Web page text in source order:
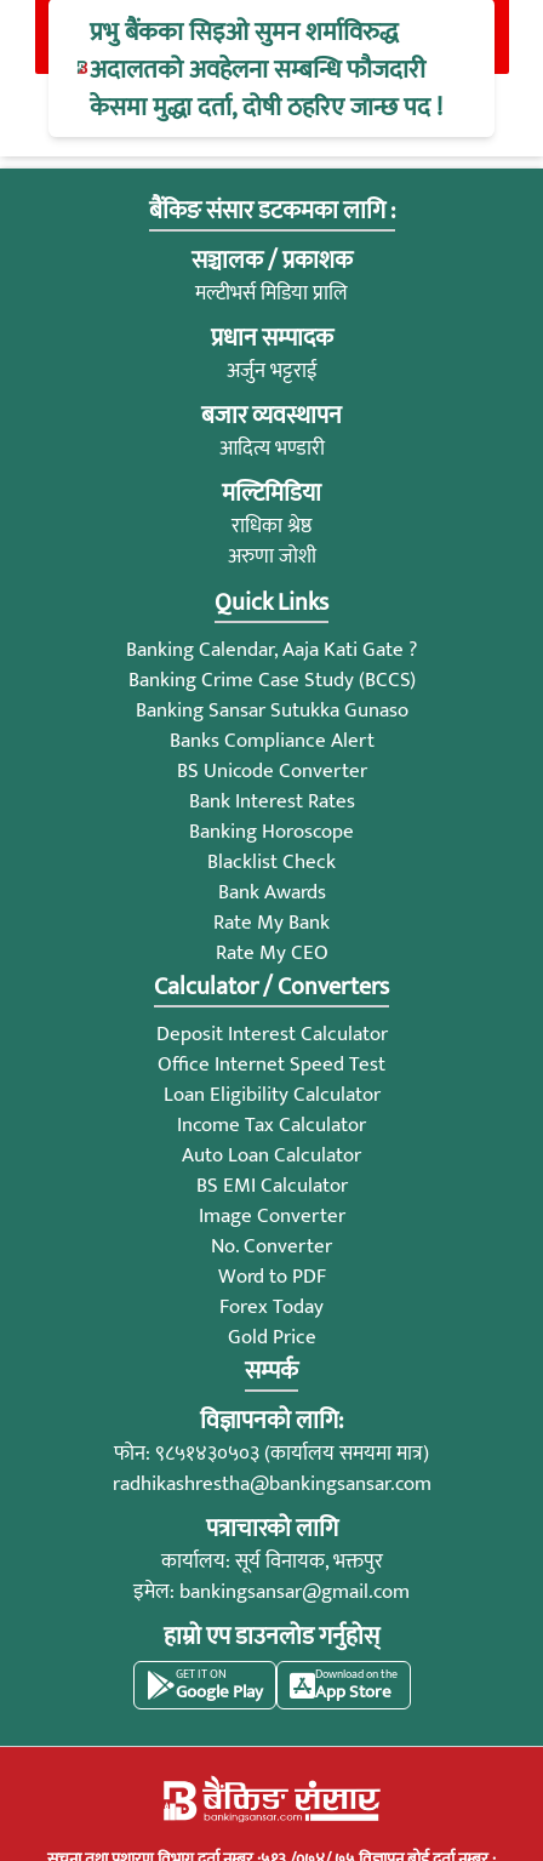
प्रभु बैंकका सिइओ सुमन शर्माविरुद्ध
अदालतको अवहेलना सम्बन्धि फौजदारी
केसमा मुद्धा दर्ता, दोषी ठहरिए जान्छ पद !
बैंकिङ संसार डटकमका लागि :
सञ्चालक / प्रकाशक
मल्टीभर्स मिडिया प्रालि
प्रधान सम्पादक
अर्जुन भट्टराई
बजार व्यवस्थापन
आदित्य भण्डारी
मल्टिमिडिया
राधिका श्रेष्ठ
अरुणा जोशी
Quick Links
Banking Calendar, Aaja Kati Gate ?
Banking Crime Case Study (BCCS)
Banking Sansar Sutukka Gunaso
Banks Compliance Alert
BS Unicode Converter
Bank Interest Rates
Banking Horoscope
Blacklist Check
Bank Awards
Rate My Bank
Rate My CEO
Calculator / Converters
Deposit Interest Calculator
Office Internet Speed Test
Loan Eligibility Calculator
Income Tax Calculator
Auto Loan Calculator
BS EMI Calculator
Image Converter
No. Converter
Word to PDF
Forex Today
Gold Price
सम्पर्क
विज्ञापनको लागि:
फोन: ९८५१४३०५०३ (कार्यालय समयमा मात्र)
radhikashrestha@bankingsansar.com
पत्राचारको लागि
कार्यालय: सूर्य विनायक, भक्तपुर
इमेल: bankingsansar@gmail.com
हाम्रो एप डाउनलोड गर्नुहोस्
GET IT ON
Google Play
Download on the
App Store